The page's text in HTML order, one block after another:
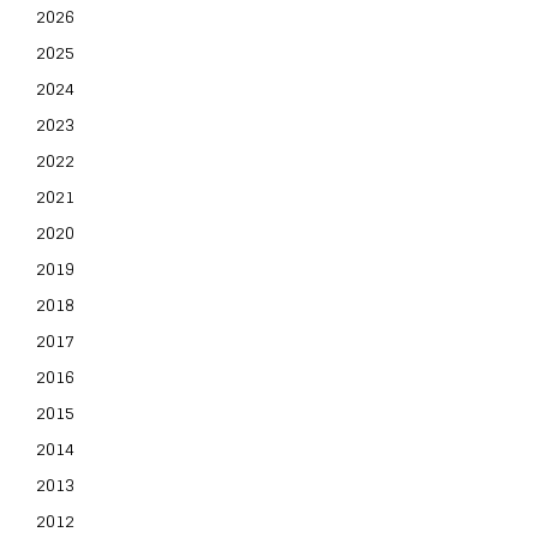
2026
2025
2024
2023
2022
2021
2020
2019
2018
2017
2016
2015
2014
2013
2012